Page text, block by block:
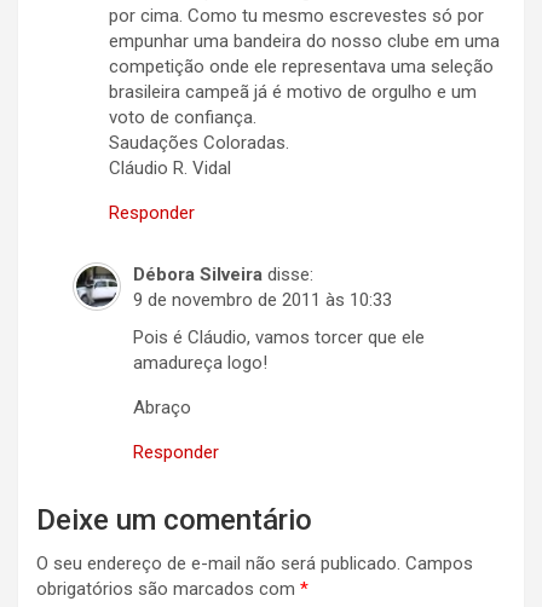
por cima. Como tu mesmo escrevestes só por
empunhar uma bandeira do nosso clube em uma
competição onde ele representava uma seleção
brasileira campeã já é motivo de orgulho e um
voto de confiança.
Saudações Coloradas.
Cláudio R. Vidal
Responder
Débora Silveira disse:
9 de novembro de 2011 às 10:33
Pois é Cláudio, vamos torcer que ele
amadureça logo!
Abraço
Responder
Deixe um comentário
O seu endereço de e-mail não será publicado. Campos
obrigatórios são marcados com *